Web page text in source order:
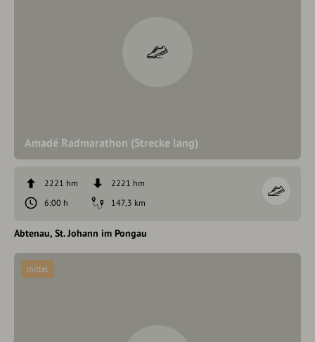
Amadé Radmarathon (Strecke lang)
2221 hm
2221 hm
6:00 h
147,3 km
Abtenau St. Johann im Pongau
mittel